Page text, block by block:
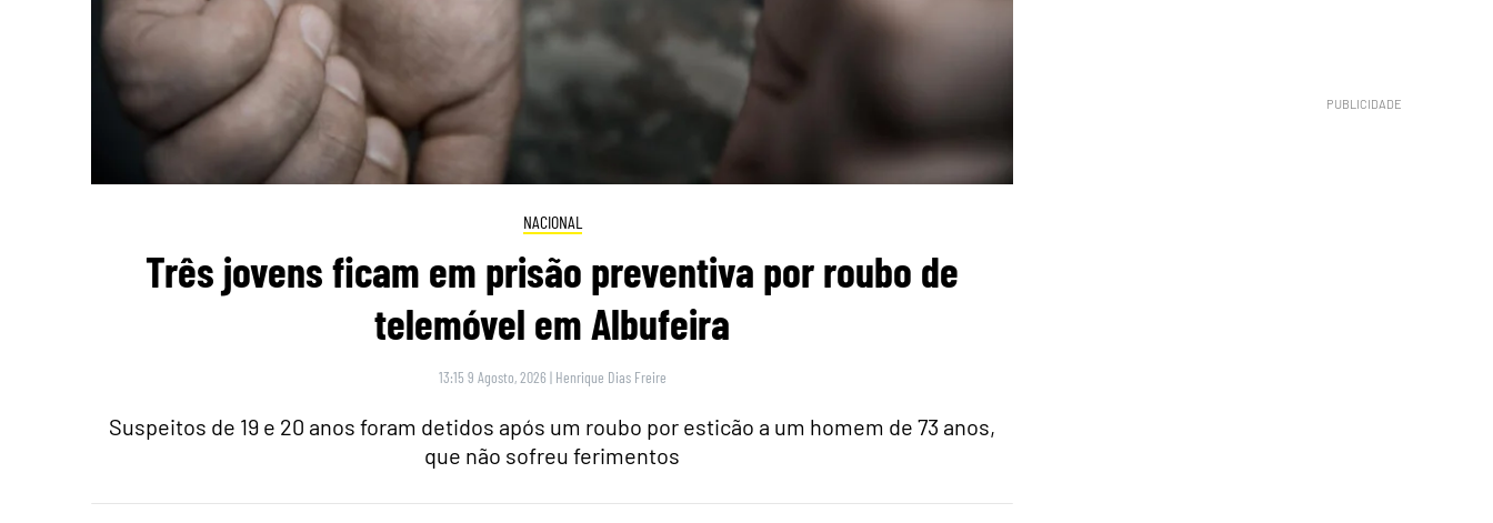
NACIONAL
Três jovens ficam em prisão preventiva por roubo de
telemóvel em Albufeira
13:15 9 Agosto, 2026 | Henrique Dias Freire
Suspeitos de 19 e 20 anos foram detidos após um roubo por esticão a um homem de 73 anos,
que não sofreu ferimentos